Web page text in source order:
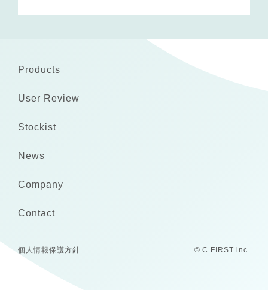
Products
User Review
Stockist
News
Company
Contact
個人情報保護方針 © C FIRST inc.